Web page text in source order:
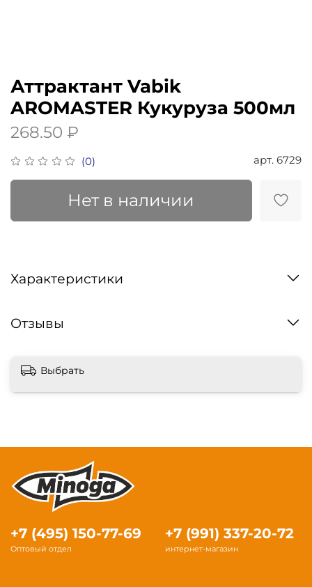
(0) арт. 6729
Аттрактант Vabik
AROMASTER Кукуруза 500мл
268.50 ₽
Нет в наличии
Характеристики
Отзывы
Выбрать
+7 (495) 150-77-69
Оптовый отдел
+7 (991) 337-20-72
интернет-магазин